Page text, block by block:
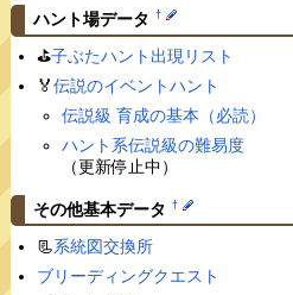
ハント場データ †
⛳️子ぶたハント出現リスト
🏅伝説のイベントハント
伝説級 育成の基本（必読）
ハント系伝説級の難易度
（更新停止中）
その他基本データ †
📃系統図交換所
ブリーディングクエスト